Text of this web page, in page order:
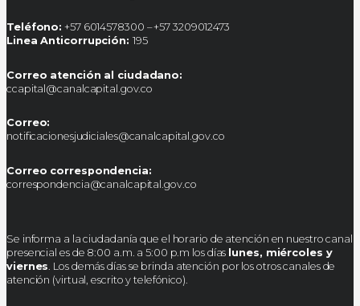
Teléfono: +57 6014578300 – +57 3209012473
Linea Anticorrupción: 195
Correo atención al ciudadano:
ccapital@canalcapital.gov.co
Correo:
notificacionesjudiciales@canalcapital.gov.co
Correo correspondencia:
correspondencia@canalcapital.gov.co
Se informa a la ciudadanía que el horario de atención en nuestro canal
presencial es de 8:00 a.m. a 5:00 p.m los días lunes, miércoles y
viernes. Los demás días se brinda atención por los otros canales de
atención (virtual, escrito y telefónico).